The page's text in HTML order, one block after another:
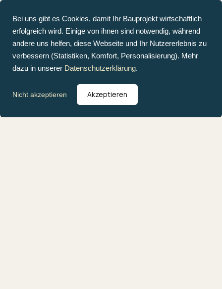
Bei uns gibt es Cookies, damit Ihr Bauprojekt wirtschaftlich
erfolgreich wird. Einige von ihnen sind notwendig, während
andere uns helfen, diese Webseite und Ihr Nutzererlebnis zu
verbessern (Statistiken, Komfort, Personalisierung). Mehr
dazu in unserer Datenschutzerklärung.
Nicht akzeptieren Akzeptieren